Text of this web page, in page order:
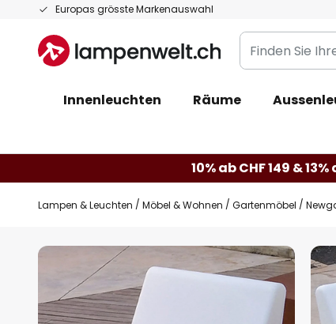
Europas grösste Markenauswahl
Zum
springen
Finden
Sie
Leuchte...
Innenleuchten Räume
10% ab CHF 149 &
Lampen & Leuchten Möbel & Wohnen Gartenmöbel
Zum
Bildgalerie